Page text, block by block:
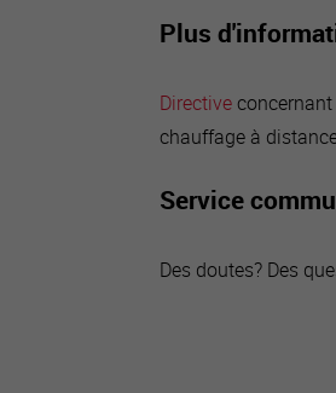
Plus
Directive
chauffage à
Service
Des doutes? Des